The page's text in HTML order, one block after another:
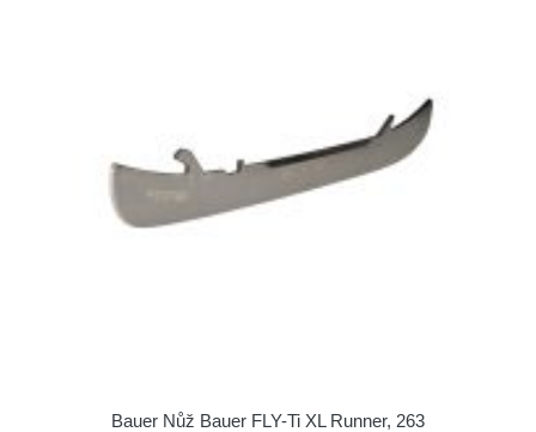
Bauer Nůž Bauer FLY-Ti XL Runner, 263